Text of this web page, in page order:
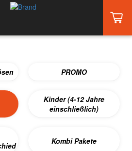
PROMO
Kinder (4-12 Jahre
einschließlich)
Kombi Pakete